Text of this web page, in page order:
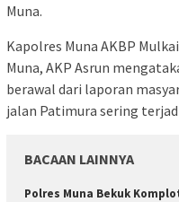
Muna.
Kapolres Muna AKBP
Muna, AKP Asrun
berawal dari laporan
jalan Patimura sering
BACAAN LAINNYA
Polres Muna Bekuk